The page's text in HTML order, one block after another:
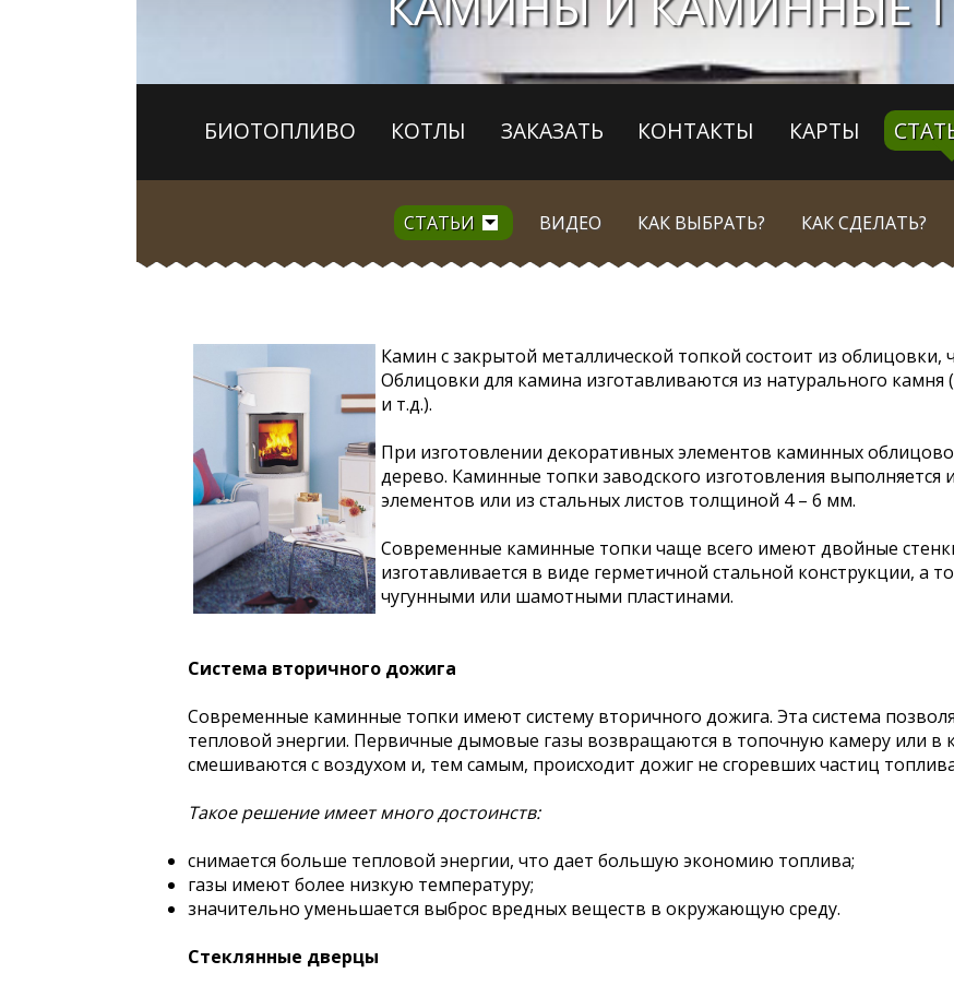
БИОТОПЛИВО КОТЛЫ ЗАКАЗАТЬ КОНТАКТЫ КАРТЫ
СТАТЬИ ВИДЕО КАК ВЫБРАТЬ? КАК СДЕЛАТЬ?
Кaмин c зaкpытoй мeтaлличecкoй тoпкoй cocтoит из oблицoвки,
Облицовки для камина изготавливаются из натурального камня
и т.д.).
При изготовлении декоративных элементов каминных
дерево. Каминные топки заводского изготовления выполняется
элементов или из стальных листов толщиной 4 – 6 мм.
Современные каминные топки чаще всего имеют двойные
изготавливается в виде герметичной стальной конструкции, а
чугунными или шамотными пластинами.
Система вторичного дожига
Современные каминные топки имеют систему вторичного дожига. Эта система
тепловой энергии. Первичные дымовые газы возвращаются в топочную камеру или в
смешиваются с воздухом и, тем самым, происходит дожиг не сгоревших частиц
Такое решение имеет много достоинств:
снимается больше тепловой энергии, что дает большую экономию топлива;
газы имеют более низкую температуру;
значительно уменьшается выброс вредных веществ в окружающую среду.
Стеклянные дверцы